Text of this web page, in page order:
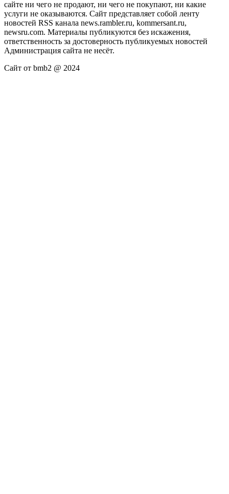
сайте ни чего не продают, ни чего не покупают, ни какие
услуги не оказываются. Сайт представляет собой ленту
новостей RSS канала news.rambler.ru, kommersant.ru,
newsru.com. Материалы публикуются без искажения,
ответственность за достоверность публикуемых новостей
Администрация сайта не несёт.
Сайт от bmb2 @ 2024